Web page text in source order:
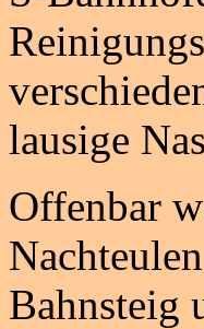
lausige
Offenbar
Bahnsteig